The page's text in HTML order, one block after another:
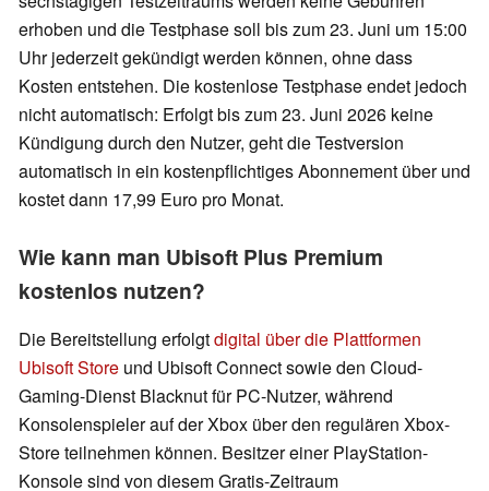
erhoben und die Testphase soll bis zum 23. Juni um 15:00
Uhr jederzeit gekündigt werden können, ohne dass
Kosten entstehen. Die kostenlose Testphase endet jedoch
nicht automatisch: Erfolgt bis zum 23. Juni 2026 keine
Kündigung durch den Nutzer, geht die Testversion
automatisch in ein kostenpflichtiges Abonnement über und
kostet dann 17,99 Euro pro Monat.
Wie kann man Ubisoft Plus Premium
kostenlos nutzen?
Die Bereitstellung erfolgtdigital über die Plattformen
Ubisoft Store und Ubisoft Connect sowie den Cloud-
Gaming-Dienst Blacknut für PC-Nutzer, während
Konsolenspieler auf der Xbox über den regulären Xbox-
Store teilnehmen können. Besitzer einer PlayStation-
Konsole sind von diesem Gratis-Zeitraum